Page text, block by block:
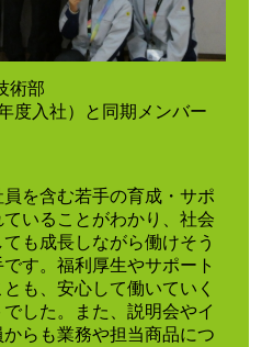
技術部
度入社）と同期メンバー
を含む若手の育成・サポ
いることがわかり、社会
も成長しながら働けそう
す。福利厚生やサポート
も、安心して働いていく
した。また、説明会やイ
らも業務や担当商品につ